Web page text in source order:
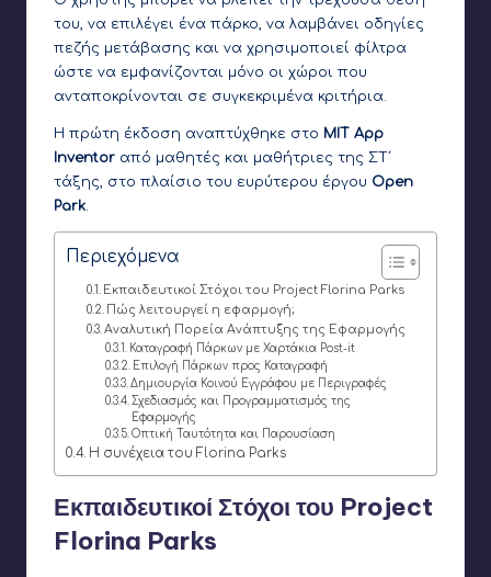
του, να επιλέγει ένα πάρκο, να λαμβάνει οδηγίες
πεζής μετάβασης και να χρησιμοποιεί φίλτρα
ώστε να εμφανίζονται μόνο οι χώροι που
ανταποκρίνονται σε συγκεκριμένα κριτήρια.
Η πρώτη έκδοση αναπτύχθηκε στο MIT App
Inventor από μαθητές και μαθήτριες της ΣΤ΄
τάξης, στο πλαίσιο του ευρύτερου έργου Open
Park.
Περιεχόμενα
Εκπαιδευτικοί Στόχοι του Project Florina Parks
Πώς λειτουργεί η εφαρμογή;
Αναλυτική Πορεία Ανάπτυξης της Εφαρμογής
Καταγραφή Πάρκων με Χαρτάκια Post-it
Επιλογή Πάρκων προς Καταγραφή
Δημιουργία Κοινού Εγγράφου με Περιγραφές
Σχεδιασμός και Προγραμματισμός της
Εφαρμογής
Οπτική Ταυτότητα και Παρουσίαση
Η συνέχεια του Florina Parks
Εκπαιδευτικοί Στόχοι του Project
Florina Parks